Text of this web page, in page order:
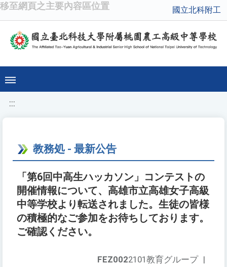
移至網頁之主要內容區位置 國立北科附工
:::
教務処 - 最新公告
「第6回中高生ハッカソン」コンテストの
開催情報について、高雄市立高雄女子高級
中等学校より転送されました。生徒の皆様
の積極的なご参加をお待ちしております。
ご確認ください。
FEZ0022101教育グループ |